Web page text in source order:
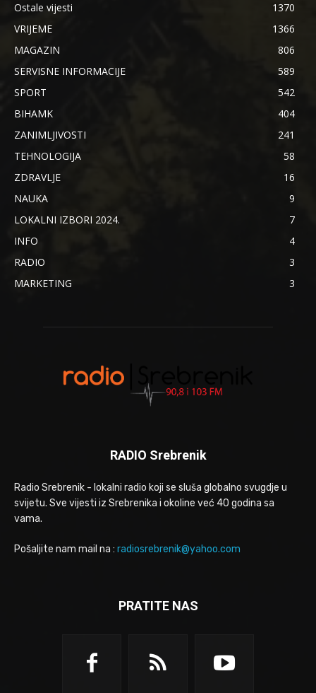
Ostale vijesti
1370
VRIJEME
1366
MAGAZIN
806
SERVISNE INFORMACIJE
589
SPORT
542
BIHAMK
404
ZANIMLJIVOSTI
241
TEHNOLOGIJA
58
ZDRAVLJE
16
NAUKA
9
LOKALNI IZBORI 2024.
7
INFO
4
RADIO
3
MARKETING
3
RADIO Srebrenik
Radio Srebrenik - lokalni radio koji se sluša globalno svugdje u
svijetu. Sve vijesti iz Srebrenika i okoline već 40 godina sa
vama.
Pošaljite nam mail na : radiosrebrenik@yahoo.com
PRATITE NAS